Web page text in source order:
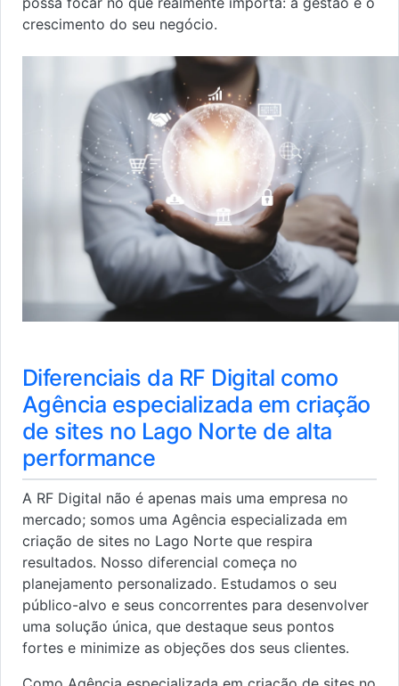
crescimento do seu negócio.
Diferenciais da RF Digital como
Agência especializada em criação
de sites no Lago Norte de alta
performance
A RF Digital não é apenas mais uma empresa no
mercado; somos uma Agência especializada em
criação de sites no Lago Norte que respira
resultados. Nosso diferencial começa no
planejamento personalizado. Estudamos o seu
público-alvo e seus concorrentes para desenvolver
uma solução única, que destaque seus pontos
fortes e minimize as objeções dos seus clientes.